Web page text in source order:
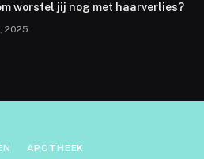
worstel jij nog met haarverlies?
2025
APOTHEEK